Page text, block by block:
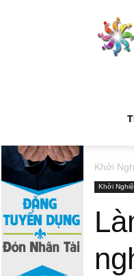
Khởi
Khởi